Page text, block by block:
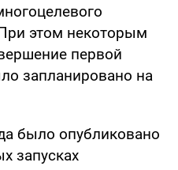
этом некоторым
первой
запланировано на
было опубликовано
запусках